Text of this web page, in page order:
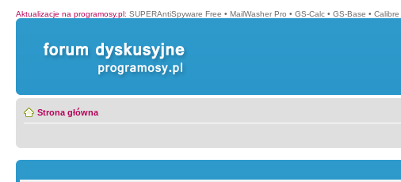
Aktualizacje na programosy.pl: SUPERAntiSpyware Free • MailWasher Pro • GS-Calc • GS-Base •
Strona główna